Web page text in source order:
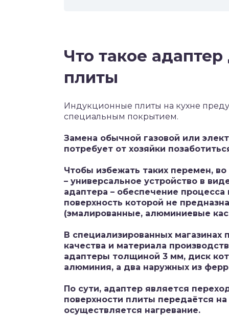
Что такое
плиты
Индукционные плиты на кухне
специальным покрытием.
Замена обычной газовой или
потребует от хозяйки
Чтобы избежать таких перемен,
– универсальное устройство в
адаптера – обеспечение
поверхность которой не
(эмалированные, алюминиевые
В специализированных магазинах
качества и материала
адаптеры толщиной 3 мм, диск
алюминия, а два наружных из
По сути, адаптер является
поверхности плиты передаётся
осуществляется нагревание.